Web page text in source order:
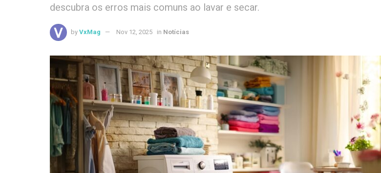
descubra os erros mais comuns ao lavar e secar.
by VxMag Nov 12, 2025 in Notícias